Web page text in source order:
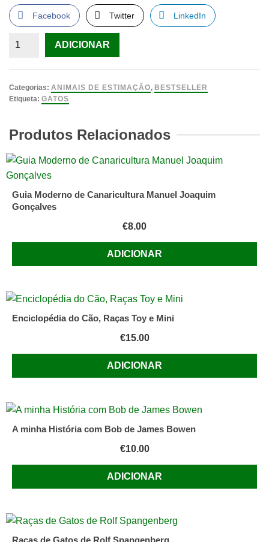
Facebook Twitter LinkedIn
Quantidade
Nove
Vidas
Dewey,
Miron
ADICIONAR
Categorias: ANIMAIS DE ESTIMAÇÃO, BESTSELLER
Etiqueta: GATOS
Produtos Relacionados
Guia Moderno de Canaricultura Manuel Joaquim
Gonçalves
€8.00
ADICIONAR
Enciclopédia do Cão, Raças Toy e Mini
€15.00
ADICIONAR
A minha História com Bob de James Bowen
€10.00
ADICIONAR
Raças de Gatos de Rolf Spangenberg